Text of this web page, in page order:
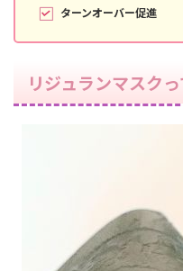
ターンオーバー促進
リジュランマスク